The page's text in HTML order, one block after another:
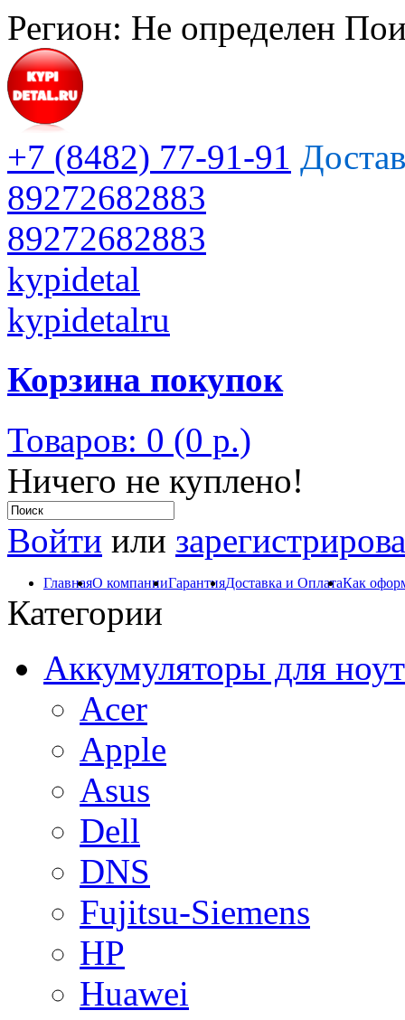
Регион: Не определен
+7 (8482) 77-91-91
89272682883
89272682883
kypidetal
kypidetalru
Корзина покупок
Товаров: 0 (0 р.)
Ничего не куплено!
Войти или
ГлавнаяО компанииГарантияДоставка и ОплатаКак
Категории
Аккумуляторы для
Acer
Apple
Asus
Dell
DNS
Fujitsu-Siemens
HP
Huawei